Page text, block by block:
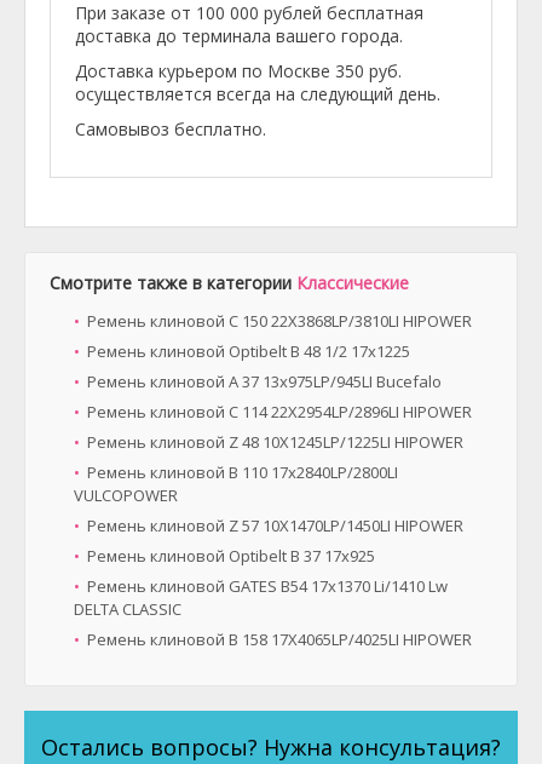
При заказе от 100 000 рублей бесплатная
доставка до терминала вашего города.
Доставка курьером по Москве 350 руб.
осуществляется всегда на следующий день.
Самовывоз бесплатно.
Смотрите также в категории Классические
Ремень клиновой C 150 22X3868LP/3810LI HIPOWER
Ремень клиновой Optibelt B 48 1/2 17x1225
Ремень клиновой A 37 13x975LP/945LI Bucefalo
Ремень клиновой C 114 22X2954LP/2896LI HIPOWER
Ремень клиновой Z 48 10X1245LP/1225LI HIPOWER
Ремень клиновой B 110 17x2840LP/2800LI
VULCOPOWER
Ремень клиновой Z 57 10X1470LP/1450LI HIPOWER
Ремень клиновой Optibelt B 37 17x925
Ремень клиновой GATES B54 17x1370 Li/1410 Lw
DELTA CLASSIC
Ремень клиновой B 158 17X4065LP/4025LI HIPOWER
Остались вопросы? Нужна консультация?